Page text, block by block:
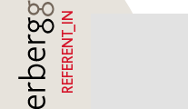
REFERENT_IN